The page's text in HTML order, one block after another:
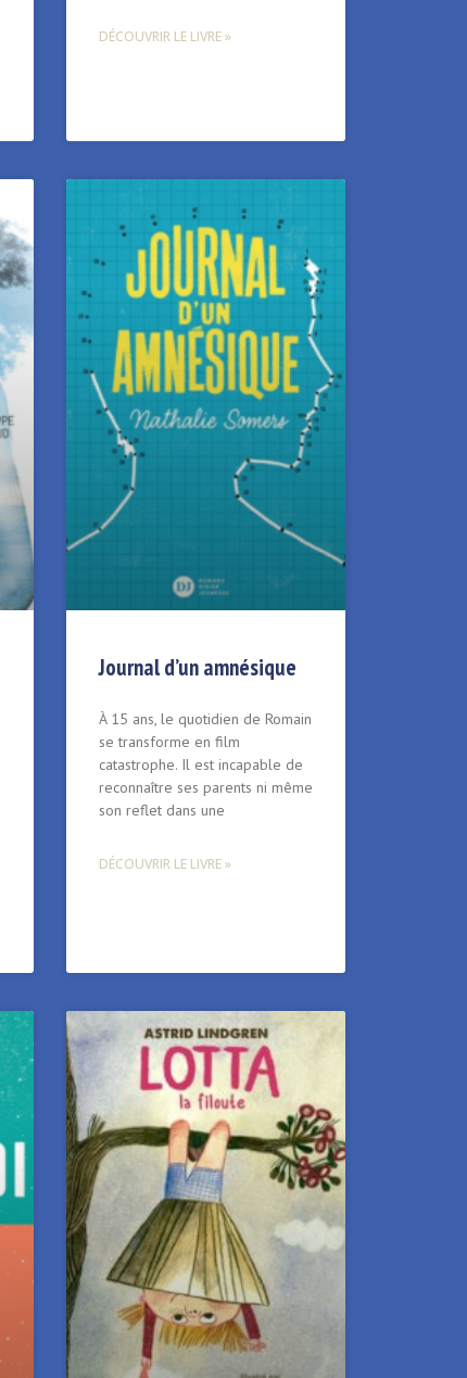
DÉCOUVRIR LE LIVRE »
Journal d’un amnésique
À 15 ans, le quotidien de Romain
se transforme en film
catastrophe. Il est incapable de
reconnaître ses parents ni même
son reflet dans une
DÉCOUVRIR LE LIVRE »